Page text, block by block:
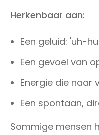
Herkenbaar aan:
Een geluid: 'uh-
Een gevoel van
Energie die naar
Een spontaan,
Sommige mensen